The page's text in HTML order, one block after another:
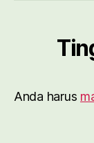
Anda harus